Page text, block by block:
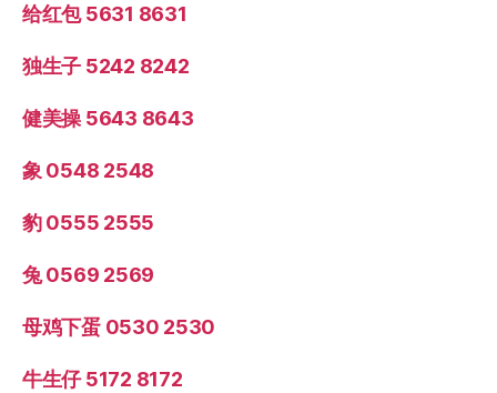
给红包 5631 8631
独生子 5242 8242
健美操 5643 8643
象 0548 2548
豹 0555 2555
兔 0569 2569
母鸡下蛋 0530 2530
牛生仔 5172 8172